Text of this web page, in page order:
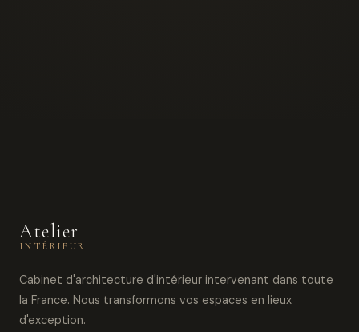
Atelier
INTÉRIEUR
Cabinet d'architecture d'intérieur intervenant dans toute
la France. Nous transformons vos espaces en lieux
d'exception.